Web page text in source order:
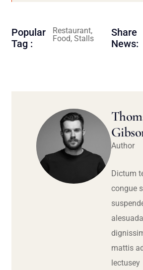
Popular
Tag :
Restaurant,
Food, Stalls
Share
News:
Author
Dictum
congue
mattis
lectusey